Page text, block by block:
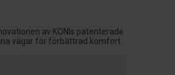
av KONIs patenterade
vägar för förbättrad komfort.